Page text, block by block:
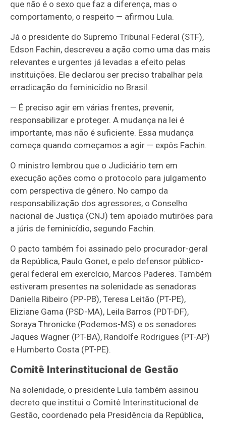
que não é o sexo que faz a diferença, mas o
comportamento, o respeito — afirmou Lula.
Já o presidente do Supremo Tribunal Federal (STF),
Edson Fachin, descreveu a ação como uma das mais
relevantes e urgentes já levadas a efeito pelas
instituições. Ele declarou ser preciso trabalhar pela
erradicação do feminicídio no Brasil.
— É preciso agir em várias frentes, prevenir,
responsabilizar e proteger. A mudança na lei é
importante, mas não é suficiente. Essa mudança
começa quando começamos a agir — expôs Fachin.
O ministro lembrou que o Judiciário tem em
execução ações como o protocolo para julgamento
com perspectiva de gênero. No campo da
responsabilização dos agressores, o Conselho
nacional de Justiça (CNJ) tem apoiado mutirões para
a júris de feminicídio, segundo Fachin.
O pacto também foi assinado pelo procurador-geral
da República, Paulo Gonet, e pelo defensor público-
geral federal em exercício, Marcos Paderes. Também
estiveram presentes na solenidade as senadoras
Daniella Ribeiro (PP-PB), Teresa Leitão (PT-PE),
Eliziane Gama (PSD-MA), Leila Barros (PDT-DF),
Soraya Thronicke (Podemos-MS) e os senadores
Jaques Wagner (PT-BA), Randolfe Rodrigues (PT-AP)
e Humberto Costa (PT-PE).
Comitê Interinstitucional de Gestão
Na solenidade, o presidente Lula também assinou
decreto que institui o Comitê Interinstitucional de
Gestão, coordenado pela Presidência da República,